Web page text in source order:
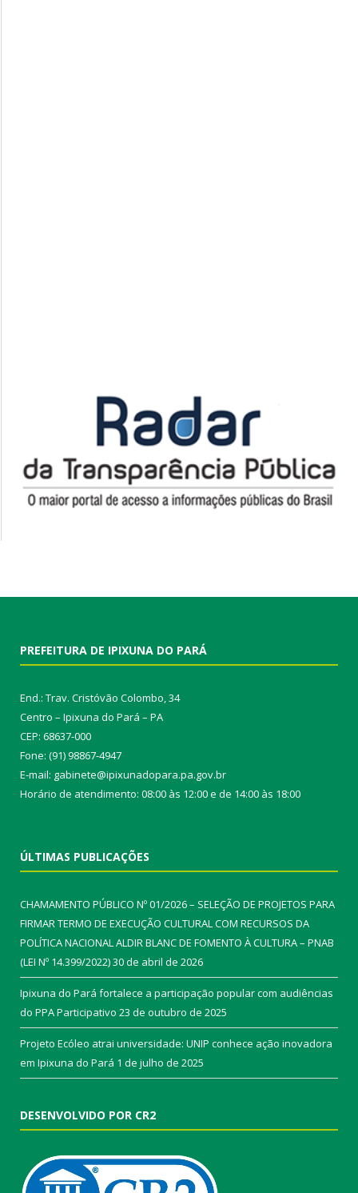
PREFEITURA DE IPIXUNA DO PARÁ
End.: Trav. Cristóvão Colombo, 34
Centro – Ipixuna do Pará – PA
CEP: 68637-000
Fone: (91) 98867-4947
E-mail: gabinete@ipixunadopara.pa.gov.br
Horário de atendimento: 08:00 às 12:00 e de 14:00 às 18:00
ÚLTIMAS PUBLICAÇÕES
CHAMAMENTO PÚBLICO Nº 01/2026 – SELEÇÃO DE PROJETOS PARA
FIRMAR TERMO DE EXECUÇÃO CULTURAL COM RECURSOS DA
POLÍTICA NACIONAL ALDIR BLANC DE FOMENTO À CULTURA – PNAB
(LEI Nº 14.399/2022)30 de abril de 2026
Ipixuna do Pará fortalece a participação popular com audiências
do PPA Participativo 23 de outubro de 2025
Projeto Ecóleo atrai universidade: UNIP conhece ação inovadora
em Ipixuna do Pará 1 de julho de 2025
DESENVOLVIDO POR CR2